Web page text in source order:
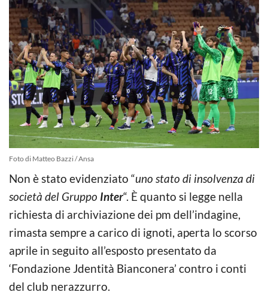
Foto di Matteo Bazzi / Ansa
Non è stato evidenziato “uno stato di insolvenza di
società del Gruppo Inter“. È quanto si legge nella
richiesta di archiviazione dei pm dell’indagine,
rimasta sempre a carico di ignoti, aperta lo scorso
aprile in seguito all’esposto presentato da
‘Fondazione Jdentità Bianconera’ contro i conti
del club nerazzurro.